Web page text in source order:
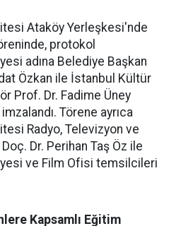
Ataköy Yerleşkesi'nde
protokol
adına Belediye Başkan
Özkan ile İstanbul Kültür
Prof. Dr. Fadime Üney
Törene ayrıca
Radyo, Televizyon ve
Dr. Perihan Taş Öz ile
ve Film Ofisi temsilcileri
Kapsamlı Eğitim